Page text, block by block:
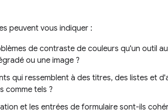
peuvent vous indiquer :
de contraste de couleurs qu'un outil
ou une image ?
qui ressemblent à des titres, des listes et
comme tels ?
et les entrées de formulaire sont-ils